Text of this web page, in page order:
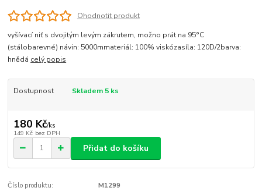
Ohodnotit produkt
vyšívací niť s dvojitým levým zákrutem, možno prát na 95°C
(stálobarevné) návin: 5000mmateriál: 100% viskózasíla: 120D/2barva:
hnědá celý popis
Dostupnost Skladem 5 ks
180 Kč/ks
149 Kč bez DPH
Přidat do košíku
Číslo produktu: M1299